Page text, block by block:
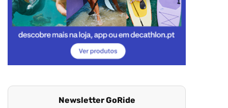
Newsletter GoRide